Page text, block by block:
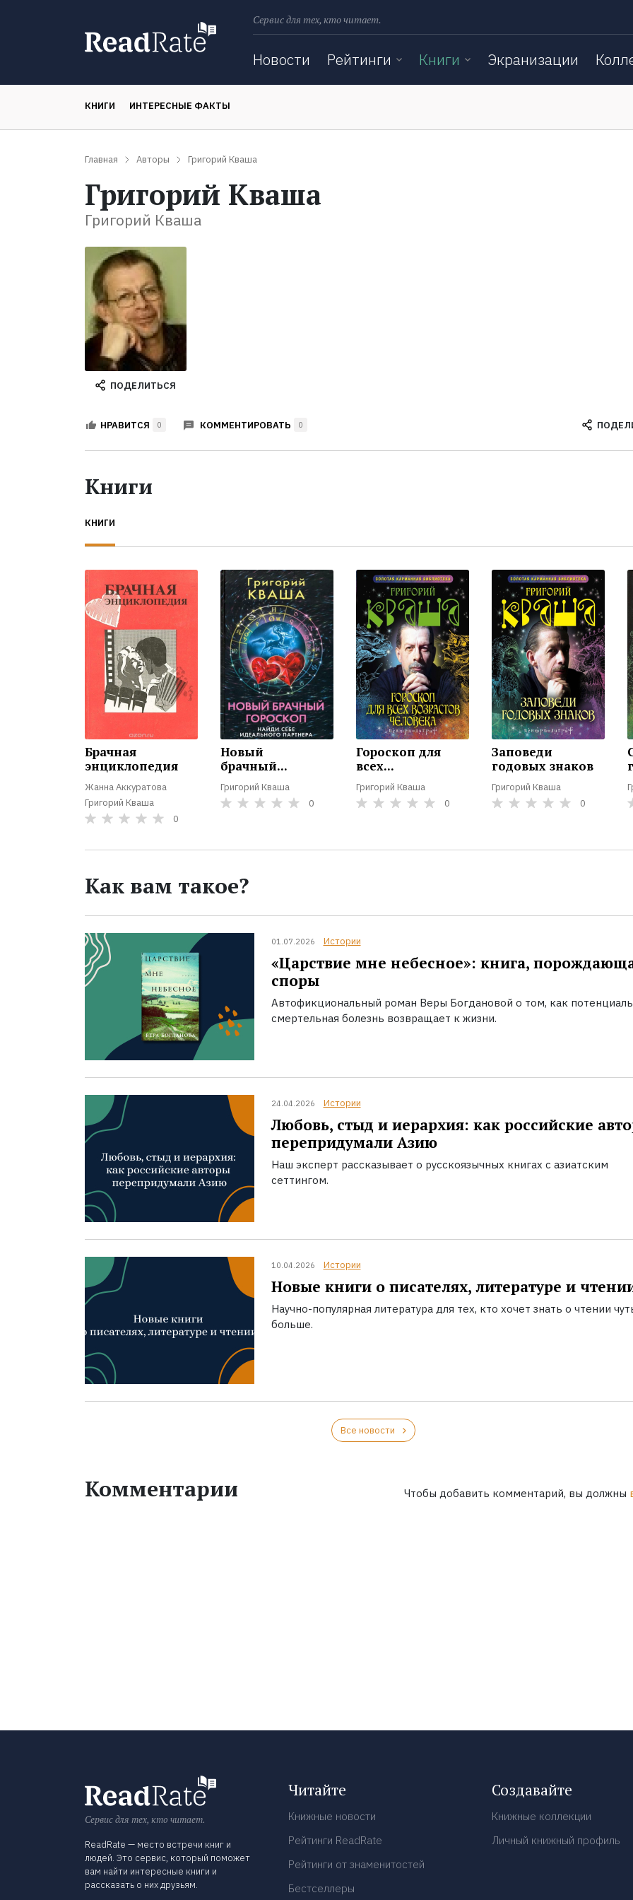
Сервис для тех, кто читает.
Новости Рейтинги Книги Экранизации
КНИГИ ИНТЕРЕСНЫЕ ФАКТЫ
Главная Авторы Григорий Кваша
Григорий Кваша
Григорий Кваша
ПОДЕЛИТЬСЯ
НРАВИТСЯ 0 КОММЕНТИРОВАТЬ 0
Книги
КНИГИ
Брачная
энциклопедия
Жанна Аккуратова
Григорий Кваша
0
Новый
брачный...
Григорий Кваша
0
Гороскоп для
всех...
Григорий Кваша
0
Заповеди
годовых знаков
Григорий Кваша
0
Как вам такое?
01.07.2026 Истории
«Царствие мне небесное»: книга,
споры
Автофикциональный роман Веры Богдановой о том, как
смертельная болезнь возвращает к жизни.
24.04.2026 Истории
Любовь, стыд и иерархия: как российские
перепридумали Азию
Наш эксперт рассказывает о русскоязычных книгах с азиатским
сеттингом.
10.04.2026 Истории
Новые книги о писателях, литературе и
Научно-популярная литература для тех, кто хочет знать о чтении
больше.
Все новости
Комментарии Чтобы добавить комментарий, вы должны
Сервис для тех, кто читает.
ReadRate — место встречи книг и
людей. Это сервис, который поможет
вам найти интересные книги и
рассказать о них друзьям.
Читайте
Книжные новости
Рейтинги ReadRate
Рейтинги от знаменитостей
Бестселлеры
Создавайте
Книжные коллекции
Личный книжный профиль